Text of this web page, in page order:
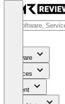
Software
Services
Content